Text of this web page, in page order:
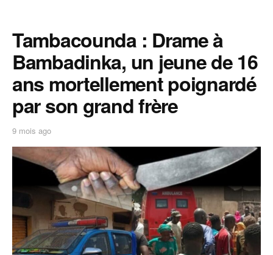
Tambacounda : Drame à
Bambadinka, un jeune de 16
ans mortellement poignardé
par son grand frère
9 mois ago